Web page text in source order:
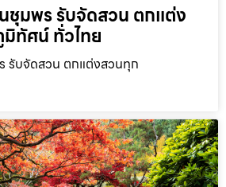
ชุมพร รับจัดสวน ตกแต่ง
ทัศน์ ทั่วไทย
รับจัดสวน ตกแต่งสวนทุก